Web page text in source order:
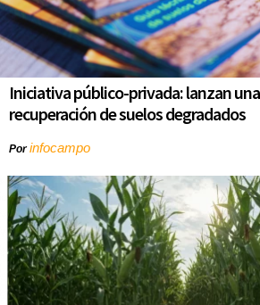
Iniciativa público-privada: lanzan
recuperación de suelos degradados
Porinfocampo